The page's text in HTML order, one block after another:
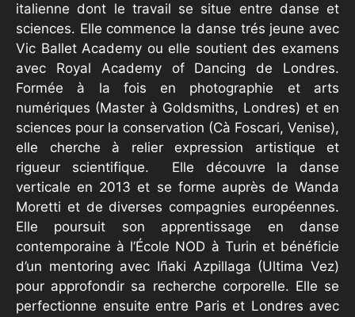
italienne dont le travail se situe entre danse et
sciences. Elle commence la danse trés jeune avec
Vic Ballet Academy ou elle soutient des examens
avec Royal Academy of Dancing de Londres.
Formée à la fois en photographie et arts
numériques (Master à Goldsmiths, Londres) et en
sciences pour la conservation (Cà Foscari, Venise),
elle cherche à relier expression artistique et
rigueur scientifique. Elle découvre la danse
verticale en 2013 et se forme auprès de Wanda
Moretti et de diverses compagnies européennes.
Elle poursuit son apprentissage en danse
contemporaine à l’École NOD à Turin et bénéficie
d’un mentoring avec Iñaki Azpillaga (Ultima Vez)
pour approfondir sa recherche corporelle. Elle se
perfectionne ensuite entre Paris et Londres avec